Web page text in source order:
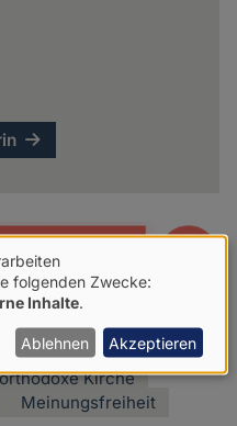
Kirche
Meinungsfreiheit
folgenden Zwecke:
Inhalte.
Ablehnen Akzeptieren